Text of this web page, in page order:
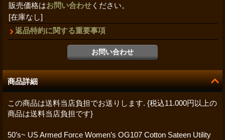
販売価格はお問い合わせ ください。
[在庫なし]
返品特約に関する重要事項
商品詳細
この商品は送料当店負担でお送りします. {税込11.000円以上の
商品は送料当店負担です}
50’s~ US Armed Force Women’s OG107 Cotton Sateen Utility